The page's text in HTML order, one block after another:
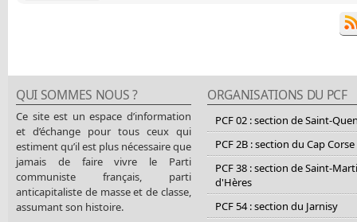
QUI SOMMES NOUS ?
Ce site est un espace d’information
et d’échange pour tous ceux qui
estiment qu’il est plus nécessaire que
jamais de faire vivre le Parti
communiste français, parti
anticapitaliste de masse et de classe,
assumant son histoire.
ORGANISATIONS DU PCF
PCF 02 : section de Saint-
PCF 2B : section du Cap Corse
PCF 38 : section de Saint-
d'Hères
PCF 54 : section du Jarnisy